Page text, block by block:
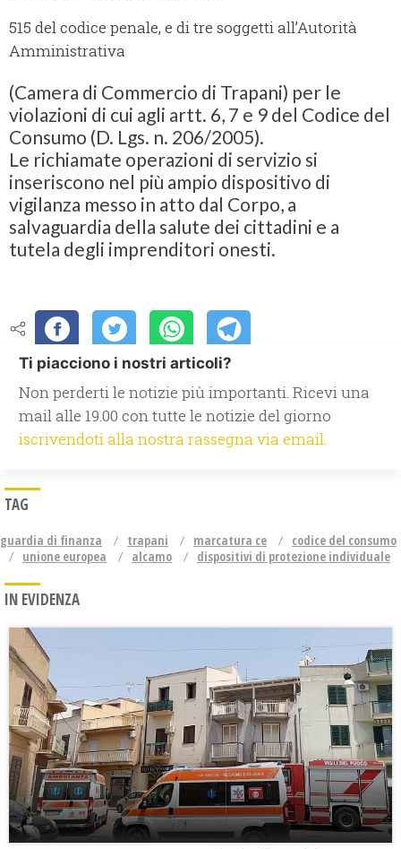
515 del codice penale, e di tre soggetti all’Autorità
Amministrativa
(Camera di Commercio di Trapani) per le
violazioni di cui agli artt. 6, 7 e 9 del Codice del
Consumo (D. Lgs. n. 206/2005).
Le richiamate operazioni di servizio si
inseriscono nel più ampio dispositivo di
vigilanza messo in atto dal Corpo, a
salvaguardia della salute dei cittadini e a
tutela degli imprenditori onesti.
Ti piacciono i nostri articoli?
Non perderti le notizie più importanti. Ricevi una
mail alle 19.00 con tutte le notizie del giorno
iscrivendoti alla nostra rassegna via email.
TAG
guardia di finanza trapani marcatura ce
codice del consumo
unione europea
alcamo dispositivi di protezione individuale
IN EVIDENZA